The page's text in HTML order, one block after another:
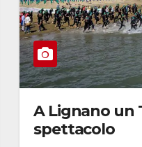
A Lignano un
spettacolo